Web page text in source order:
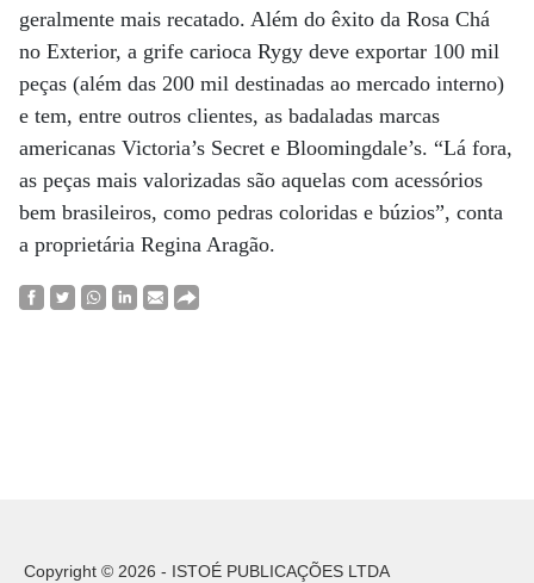
geralmente mais recatado. Além do êxito da Rosa Chá
no Exterior, a grife carioca Rygy deve exportar 100 mil
peças (além das 200 mil destinadas ao mercado interno)
e tem, entre outros clientes, as badaladas marcas
americanas Victoria’s Secret e Bloomingdale’s. “Lá fora,
as peças mais valorizadas são aquelas com acessórios
bem brasileiros, como pedras coloridas e búzios”, conta
a proprietária Regina Aragão.
Copyright © 2026 - ISTOÉ PUBLICAÇÕES LTDA